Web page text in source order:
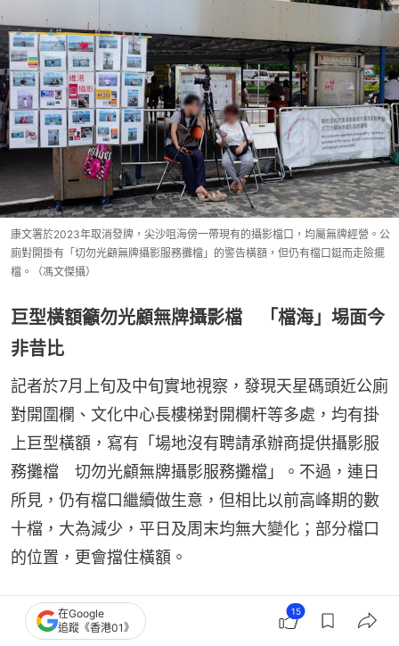
康文署於2023年取消發牌，尖沙咀海傍一帶現有的攝影檔口，均屬無牌經營。公
廁對開掛有「切勿光顧無牌攝影服務攤檔」的警告橫額，但仍有檔口鋌而走險擺
檔。（馮文傑攝）
巨型橫額籲勿光顧無牌攝影檔 「檔海」埸面今
非昔比
記者於7月上旬及中旬實地視察，發現天星碼頭近公廁
對開圍欄、文化中心長樓梯對開欄杆等多處，均有掛
上巨型橫額，寫有「場地沒有聘請承辦商提供攝影服
務攤檔　切勿光顧無牌攝影服務攤檔」。不過，連日
所見，仍有檔口繼續做生意，但相比以前高峰期的數
十檔，大為減少，平日及周末均無大變化；部分檔口
的位置，更會擋住橫額。
檔口出租「尿袋」幫補收入
在Google
追蹤《香港01》
15